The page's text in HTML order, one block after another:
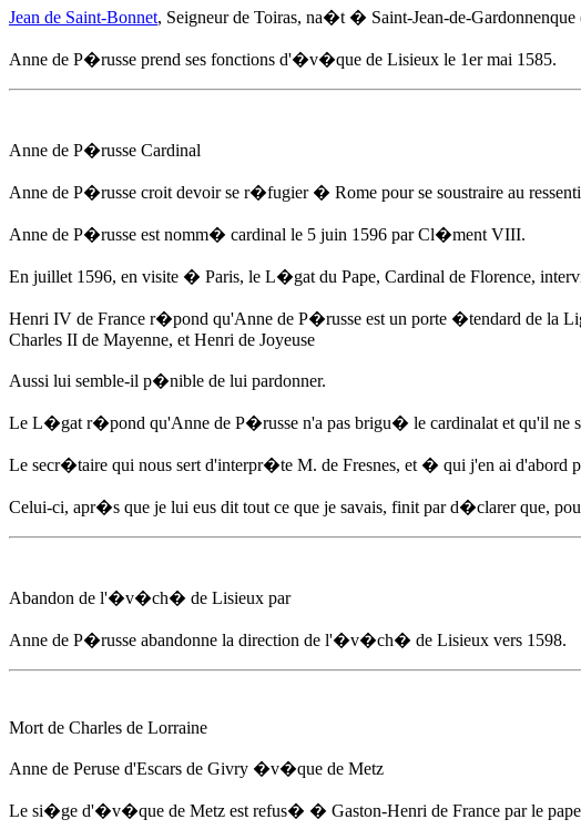
Jean de Saint-Bonnet, Seigneur de Toiras, na�t � Saint-Jean-de-Gardonnenque
Anne de P�russe prend ses fonctions d'�v�que de Lisieux le 1er mai 1585.
Anne de P�russe Cardinal
Anne de P�russe croit devoir se r�fugier � Rome pour se soustraire au
Anne de P�russe est nomm� cardinal le 5 juin 1596 par Cl�ment VIII.
En juillet 1596, en visite � Paris, le L�gat du Pape, Cardinal de Florence,
Henri IV de France r�pond qu'Anne de P�russe est un porte �tendard de la
Charles II de Mayenne, et Henri de Joyeuse
Aussi lui semble-il p�nible de lui pardonner.
Le L�gat r�pond qu'Anne de P�russe n'a pas brigu� le cardinalat et qu'il ne
Le secr�taire qui nous sert d'interpr�te M. de Fresnes, et � qui j'en ai d'abord
Celui-ci, apr�s que je lui eus dit tout ce que je savais, finit par d�clarer que,
Abandon de l'�v�ch� de Lisieux par
Anne de P�russe abandonne la direction de l'�v�ch� de Lisieux vers 1598.
Mort de Charles de Lorraine
Anne de Peruse d'Escars de Givry �v�que de Metz
Le si�ge d'�v�que de Metz est refus� � Gaston-Henri de France par le